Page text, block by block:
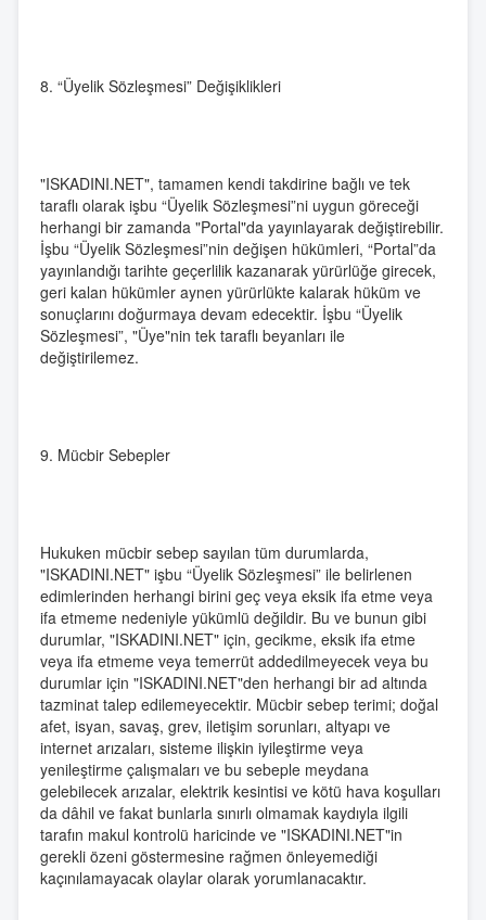
8. “Üyelik Sözleşmesi” Değişiklikleri
"ISKADINI.NET", tamamen kendi takdirine bağlı ve tek
taraflı olarak işbu “Üyelik Sözleşmesi”ni uygun göreceği
herhangi bir zamanda "Portal"da yayınlayarak değiştirebilir.
İşbu “Üyelik Sözleşmesi”nin değişen hükümleri, “Portal”da
yayınlandığı tarihte geçerlilik kazanarak yürürlüğe girecek,
geri kalan hükümler aynen yürürlükte kalarak hüküm ve
sonuçlarını doğurmaya devam edecektir. İşbu “Üyelik
Sözleşmesi”, "Üye"nin tek taraflı beyanları ile
değiştirilemez.
9. Mücbir Sebepler
Hukuken mücbir sebep sayılan tüm durumlarda,
"ISKADINI.NET" işbu “Üyelik Sözleşmesi” ile belirlenen
edimlerinden herhangi birini geç veya eksik ifa etme veya
ifa etmeme nedeniyle yükümlü değildir. Bu ve bunun gibi
durumlar, "ISKADINI.NET" için, gecikme, eksik ifa etme
veya ifa etmeme veya temerrüt addedilmeyecek veya bu
durumlar için "ISKADINI.NET"den herhangi bir ad altında
tazminat talep edilemeyecektir. Mücbir sebep terimi; doğal
afet, isyan, savaş, grev, iletişim sorunları, altyapı ve
internet arızaları, sisteme ilişkin iyileştirme veya
yenileştirme çalışmaları ve bu sebeple meydana
gelebilecek arızalar, elektrik kesintisi ve kötü hava koşulları
da dâhil ve fakat bunlarla sınırlı olmamak kaydıyla ilgili
tarafın makul kontrolü haricinde ve "ISKADINI.NET"in
gerekli özeni göstermesine rağmen önleyemediği
kaçınılamayacak olaylar olarak yorumlanacaktır.